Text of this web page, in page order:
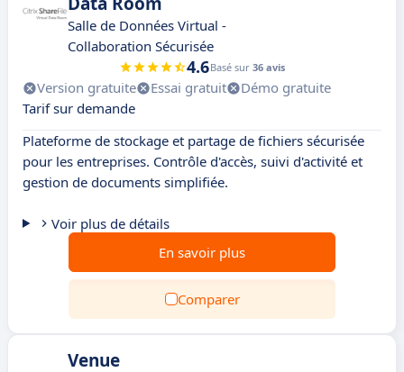
Salle de Données Virtual -
Collaboration Sécurisée
4.6Basé sur 36 avis
Version gratuite Essai gratuit
Démo gratuite
Tarif sur demande
Plateforme de stockage et partage de fichiers sécurisée
pour les entreprises. Contrôle d'accès, suivi d'activité et
gestion de documents simplifiée.
Voir plus de détails
En savoir plus
Comparer
Venue